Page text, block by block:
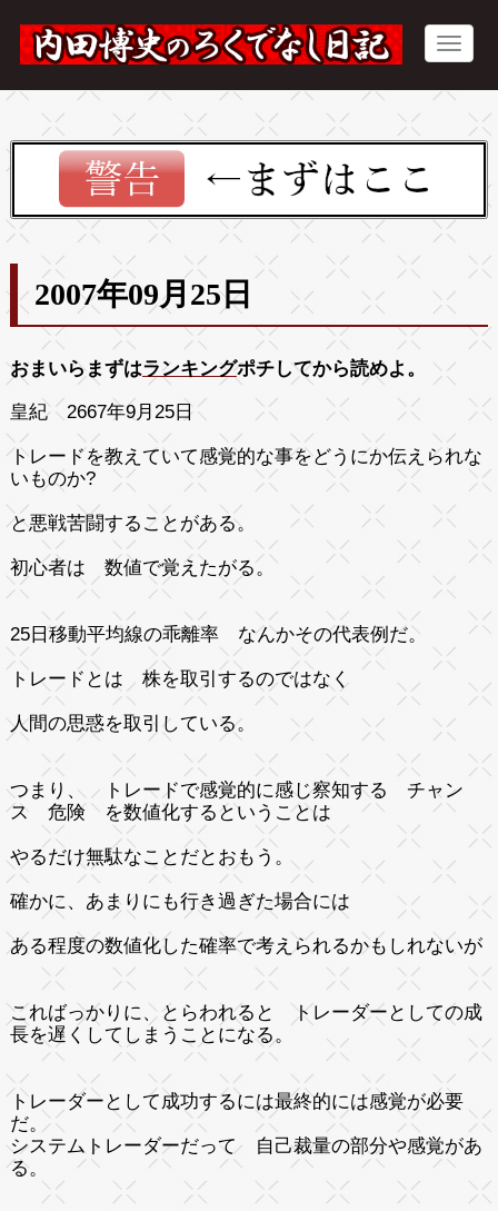
2007年09月25日
おまいらまずはランキングポチしてから読めよ。
皇紀 2667年9月25日
トレードを教えていて感覚的な事をどうにか伝えられな
いものか?
と悪戦苦闘することがある。
初心者は 数値で覚えたがる。
25日移動平均線の乖離率 なんかその代表例だ。
トレードとは 株を取引するのではなく
人間の思惑を取引している。
つまり、 トレードで感覚的に感じ察知する チャン
ス 危険 を数値化するということは
やるだけ無駄なことだとおもう。
確かに、あまりにも行き過ぎた場合には
ある程度の数値化した確率で考えられるかもしれないが
こればっかりに、とらわれると トレーダーとしての成
長を遅くしてしまうことになる。
トレーダーとして成功するには最終的には感覚が必要
だ。
システムトレーダーだって 自己裁量の部分や感覚があ
る。